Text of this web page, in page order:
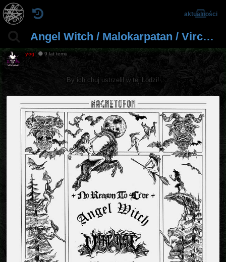
Angel Witch / Malokarpatan / Vircolac 30.09.2017 Łódź
aktualności
yog 9 lat temu
By ich chuj ustrzelił w tej Łodzi!